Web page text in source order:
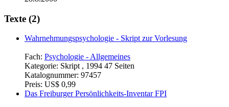
Texte (2)
Wahrnehmungspsychologie - Skript zur Vorlesung
Fach: Psychologie - Allgemeines
Kategorie: Skript , 1994 47 Seiten
Katalognummer: 97457
Preis: US$ 0,99
Das Freiburger Persönlichkeits-Inventar FPI